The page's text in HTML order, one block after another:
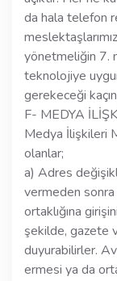
da hala telefon
yönetmeliğin 7.
teknolojiye
gerekeceği
F- MEDYA
Medya İlişkileri
olanlar;
a) Adres
vermeden
ortaklığına
şekilde, gazete
duyurabilirler.
ermesi ya da